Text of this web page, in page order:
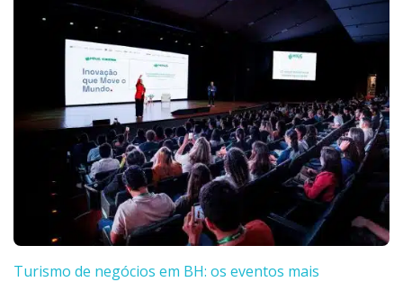
Turismo de negócios em BH: os eventos mais